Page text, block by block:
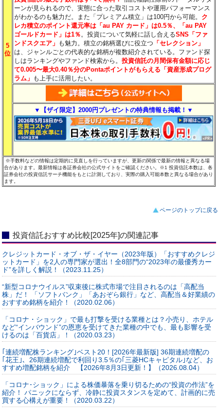
5
位
ーンが見られるので、実態に合った取引コストや運用パフォーマンス
がわかるのも魅力だ。また「プレミアム積立」は100円から可能。 ク
レカ積立のポイント還元率は「au PAY カード」は0.5％、「au PAY
ゴールドカード」は1％。投資について気軽に話し合えるSNS「ファ
ンドスクエア」 も魅力。積立の銘柄選びに役立つ 「セレクション」
は、ジャンルごとの代表的な銘柄が複数紹介されている。ファンド探
しはランキングやファンド検索から。投資信託の月間保有金額に応じ
て0.005〜最大0.40％分​のPontaポイントがもらえる「資産形成プログ
ラム」 も上手に活用したい。
▼【ザイ限定】2000円プレゼントの特典情報も掲載！▼
※手数料などの情報は定期的に見直しを行っていますが、更新の関係で最新の情報と異なる場
合があります。最新情報は各証券会社の公式サイトをご確認ください。※1 投資信託本数は、各
証券会社の投資信託サーチ機能をもとに計測しており、実際の購入可能本数と異なる場合があり
ます。
ページのトップに戻る
投資信託おすすめ比較[2025年]の関連記事
クレジットカード・オブ・ザ・イヤー（2023年版）「おすすめクレジ
ットカード」を2人の専門家が選出！全8部門の“2023年の最優秀カー
ド”を詳しく解説！（2023.11.25）
“新型コロナウイルス”収束後に株式市場で注目されるのは「高配当
株」だ！ 「ソフトバンク」「あおぞら銀行」など、高配当＆好業績の
おすすめ銘柄を紹介！（2020.02.06）
「コロナ・ショック」で最も打撃を受ける業種とは？小売り、ホテル
など“インバウンド”の恩恵を受けてきた業種の中でも、最も影響を受
けるのは「百貨店」！（2020.03.23）
｢連続増配株ランキング｣ベスト20！[2026年最新版] 36期連続増配の
｢花王｣、26期連続増配で利回り3.5％の｢三菱HCキャピタル｣など、お
すすめ増配銘柄を紹介 【2026年8月3日更新！】（2026.08.04）
「コロナ･ショック」による株価暴落を乗り切るための“投資の作法”を
紹介！ パニックにならず、冷静に投資スタンスを定めて、計画的に売
買する心構えが重要！（2020.03.22）